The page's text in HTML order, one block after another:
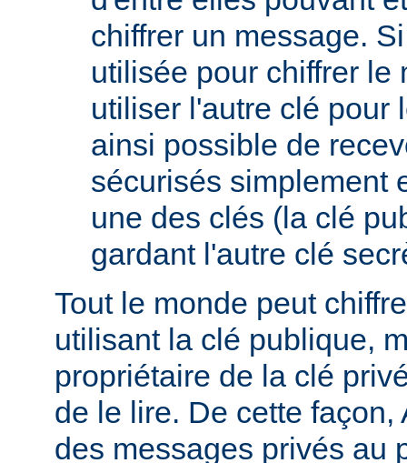
chiffrer un message.
utilisée pour chiffrer le
utiliser l'autre clé pour
ainsi possible de
sécurisés simplement
une des clés (la clé
gardant l'autre clé
Tout le monde peut
utilisant la clé publique,
propriétaire de la clé
de le lire. De cette façon,
des messages privés au